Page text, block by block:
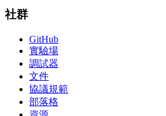
社群
GitHub
實驗場
調試器
文件
協議規範
部落格